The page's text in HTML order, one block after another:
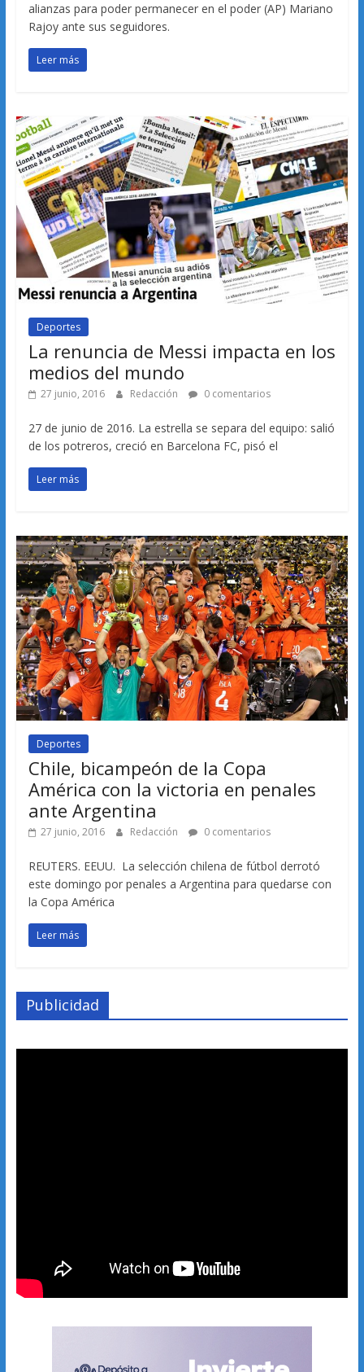
alianzas para poder permanecer en el poder (AP) Mariano
Rajoy ante sus seguidores.
Leer más
Deportes
La renuncia de Messi impacta en los
medios del mundo
27 junio, 2016 Redacción 0 comentarios
27 de junio de 2016. La estrella se separa del equipo: salió
de los potreros, creció en Barcelona FC, pisó el
Leer más
Deportes
Chile, bicampeón de la Copa
América con la victoria en penales
ante Argentina
27 junio, 2016 Redacción 0 comentarios
REUTERS. EEUU. La selección chilena de fútbol derrotó
este domingo por penales a Argentina para quedarse con
la Copa América
Leer más
Publicidad